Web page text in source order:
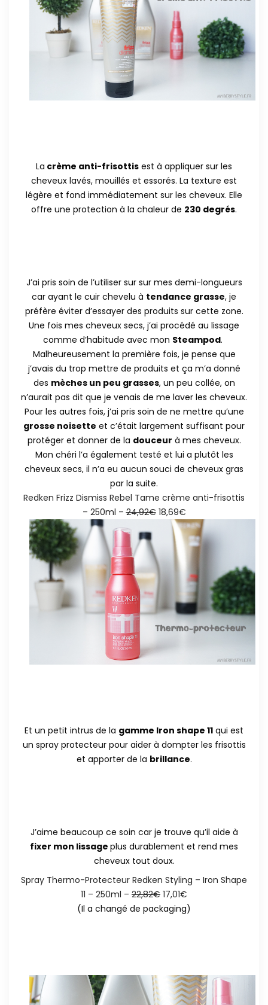
La crème anti-frisottis est à appliquer sur les
cheveux lavés, mouillés et essorés. La texture est
légère et fond immédiatement sur les cheveux. Elle
offre une protection à la chaleur de 230 degrés.
J’ai pris soin de l’utiliser sur sur mes demi-longueurs
car ayant le cuir chevelu à tendance grasse, je
préfère éviter d’essayer des produits sur cette zone.
Une fois mes cheveux secs, j’ai procédé au lissage
comme d’habitude avec mon Steampod.
Malheureusement la première fois, je pense que
j’avais du trop mettre de produits et ça m’a donné
des mèches un peu grasses, un peu collée, on
n’aurait pas dit que je venais de me laver les cheveux.
Pour les autres fois, j’ai pris soin de ne mettre qu’une
grosse noisette et c’était largement suffisant pour
protéger et donner de la douceur à mes cheveux.
Mon chéri l’a également testé et lui a plutôt les
cheveux secs, il n’a eu aucun souci de cheveux gras
par la suite.
Redken Frizz Dismiss Rebel Tame crème anti-frisottis
– 250ml –24,92€18,69€
Et un petit intrus de la gamme Iron shape 11 qui est
un spray protecteur pour aider à dompter les frisottis
et apporter de la brillance.
J’aime beaucoup ce soin car je trouve qu’il aide à
fixer mon lissage plus durablement et rend mes
cheveux tout doux.
Spray Thermo-Protecteur Redken Styling – Iron Shape
11 – 250ml – 22,82€ 17,01€
(Il a changé de packaging)